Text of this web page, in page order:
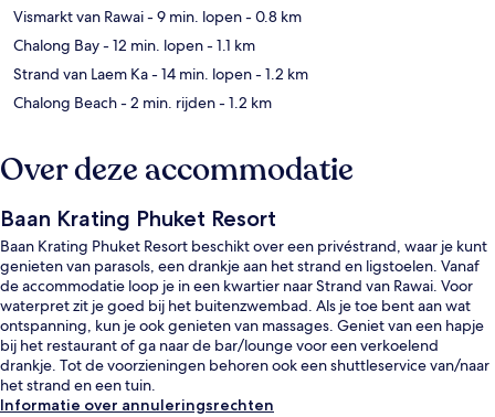
Vismarkt van Rawai- 9 min. lopen- 0.8 km
Chalong Bay- 12 min. lopen- 1.1 km
Strand van Laem Ka- 14 min. lopen- 1.2 km
Chalong Beach- 2 min. rijden- 1.2 km
Over deze accommodatie
Baan Krating Phuket Resort
Baan Krating Phuket Resort beschikt over een privéstrand, waar je kunt
genieten van parasols, een drankje aan het strand en ligstoelen. Vanaf
de accommodatie loop je in een kwartier naar Strand van Rawai. Voor
waterpret zit je goed bij het buitenzwembad. Als je toe bent aan wat
ontspanning, kun je ook genieten van massages. Geniet van een hapje
bij het restaurant of ga naar de bar/lounge voor een verkoelend
drankje. Tot de voorzieningen behoren ook een shuttleservice van/naar
het strand en een tuin.
Informatie over annuleringsrechten